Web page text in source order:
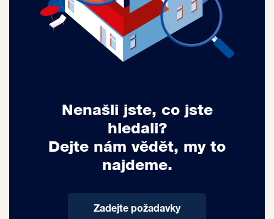
Nenašli jste, co jste
hledali?
Dejte nám vědět, my to
najdeme.
Zadejte požadavky